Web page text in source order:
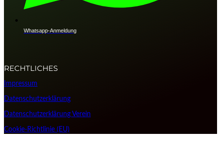
Whatsapp-Anmeldung
RECHTLICHES
Impressum
Datenschutzerklärung
Datenschutzerklärung Verein
Cookie-Richtlinie (EU)